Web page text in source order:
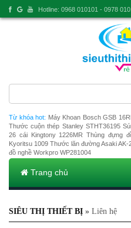
Từ khóa hot: Máy Khoan Bosch GSB
Thước cuộn thép Stanley STHT36195
26 cái Kingtony 1226MR Thùng đựng
Kyoritsu 1009 Thước lăn đường Asaki AK-
đồ nghề Workpro WP281004
Trang chủ
SIÊU THỊ THIẾT BỊ » Liên hệ
Hotline: 0968 010101 - 0978